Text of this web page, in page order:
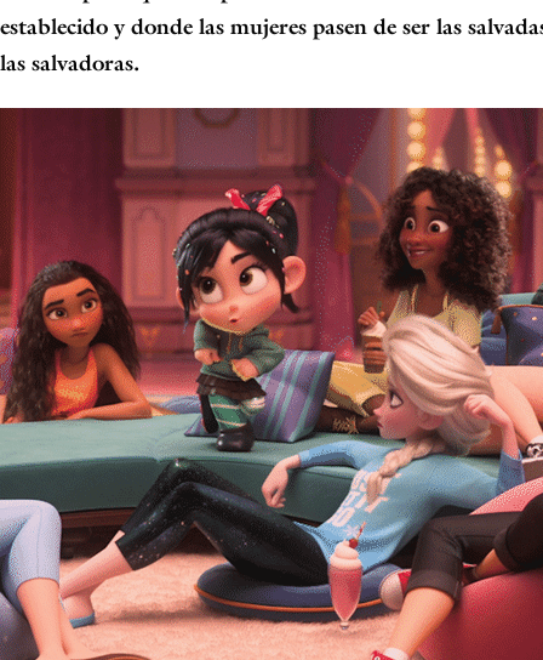
establecido y donde las mujeres pasen de ser las
las salvadoras.